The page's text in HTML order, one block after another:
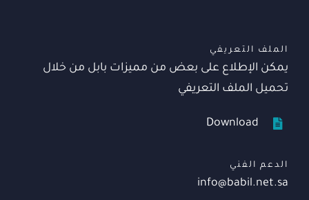
الملف التعريفي
يمكن الإطلاع على بعض من مميزات بابل من خلال
تحميل الملف التعريفي
Download
الدعم الفني
info@babil.net.sa